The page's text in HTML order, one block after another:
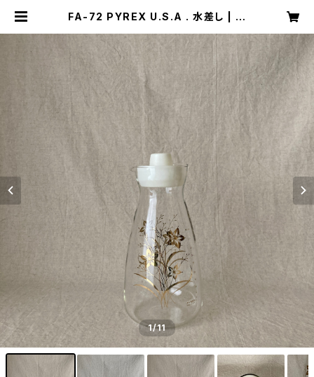
FA-72 PYREX U.S.A . 水差し | キ
1/11